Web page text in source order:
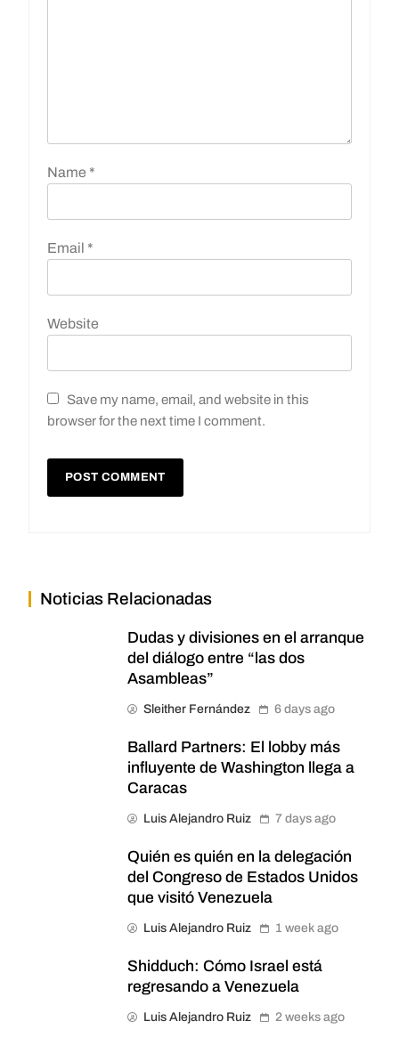
Name *
Email *
Website
Save my name, email, and website in this
browser for the next time I comment.
Noticias Relacionadas
Dudas y divisiones en el arranque
del diálogo entre “las dos
Asambleas”
Sleither Fernández 6 days ago
Ballard Partners: El lobby más
influyente de Washington llega a
Caracas
Luis Alejandro Ruiz 7 days ago
Quién es quién en la delegación
del Congreso de Estados Unidos
que visitó Venezuela
Luis Alejandro Ruiz 1 week ago
Shidduch: Cómo Israel está
regresando a Venezuela
Luis Alejandro Ruiz 2 weeks ago